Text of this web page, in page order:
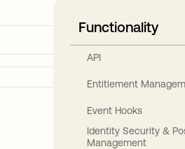
Functionality
API
Entitlement
Event Hooks
Identity Security &
Management